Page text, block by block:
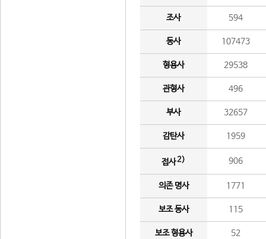
조사 594
동사 107473
형용사 29538
관형사 496
부사 32657
감탄사 1959
접사2) 906
의존 명사 1771
보조 동사 115
보조 형용사 52